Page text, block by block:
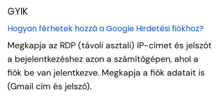
GYIK
Hogyan férhetek hozzá a Google Hirdetési fiókhoz?
Megkapja az RDP (távoli asztali) IP-címet és jelszót
a bejelentkezéshez azon a számítógépen, ahol a
fiók be van jelentkezve. Megkapja a fiók adatait is
(Gmail cím és jelszó).